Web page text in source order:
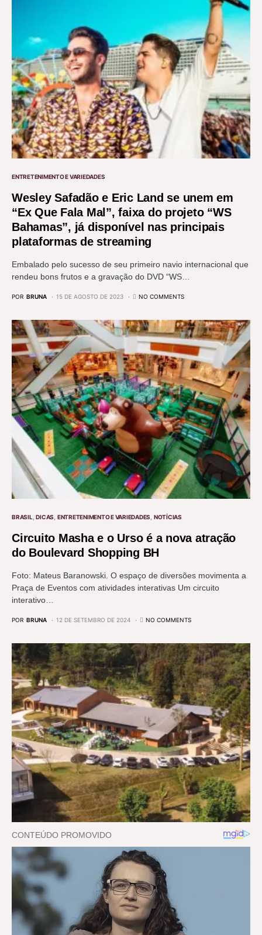
ENTRETENIMENTO E VARIEDADES
Wesley Safadão e Eric Land se unem em
“Ex Que Fala Mal”, faixa do projeto “WS
Bahamas”, já disponível nas principais
plataformas de streaming
Embalado pelo sucesso de seu primeiro navio internacional que
rendeu bons frutos e a gravação do DVD “WS…
POR BRUNA 15 DE AGOSTO DE 2023 NO COMMENTS
BRASIL DICAS ENTRETENIMENTO E VARIEDADES NOTÍCIAS
Circuito Masha e o Urso é a nova atração
do Boulevard Shopping BH
Foto: Mateus Baranowski. O espaço de diversões movimenta a
Praça de Eventos com atividades interativas Um circuito
interativo…
POR BRUNA 12 DE SETEMBRO DE 2024 NO COMMENTS